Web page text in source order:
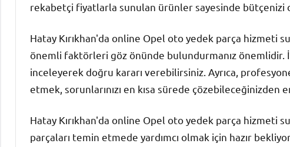
rekabetçi fiyatlarla sunulan ürünler sayesinde bütçenizi
Hatay Kırıkhan'da online Opel oto yedek parça hizmeti
önemli faktörleri göz önünde bulundurmanız önemlidir.
inceleyerek doğru kararı verebilirsiniz. Ayrıca,
etmek, sorunlarınızı en kısa sürede çözebileceğinizden
Hatay Kırıkhan'da online Opel oto yedek parça hizmeti
parçaları temin etmede yardımcı olmak için hazır